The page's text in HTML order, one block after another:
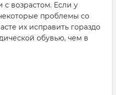
с возрастом. Если у
проблемы со
их исправить гораздо
обувью, чем в